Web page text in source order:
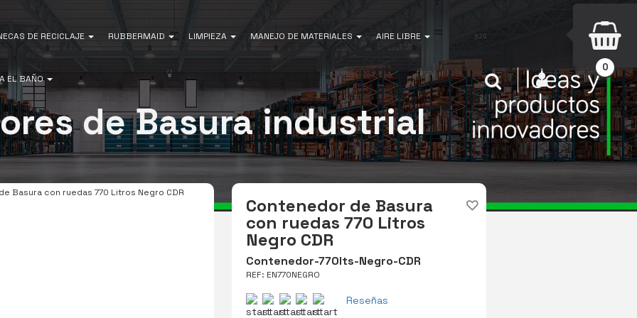
DE RECICLAJE RUBBERMAID LIMPIEZA MANEJO DE MATERIALES AIRE LIBRE
EL BAÑO INICIAR SESIÓN
Buscar
0
de Basura industrial
Basura con ruedas 770 Litros Negro CDR
Contenedor de Basura
con ruedas 770 Litros
Negro CDR
Contenedor-770lts-Negro-CDR
REF: EN770NEGRO
Reseñas